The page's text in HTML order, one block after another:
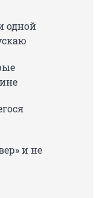
одной
и не